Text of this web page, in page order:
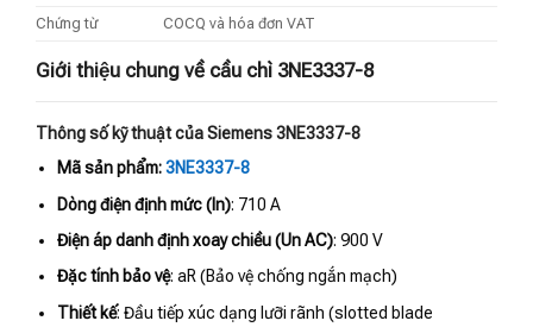
Chứng từ
COCQ và hóa đơn VAT
Giới thiệu chung về cầu chì 3NE3337-8
Thông số kỹ thuật của Siemens 3NE3337-8
Mã sản phẩm:3NE3337-8
Dòng điện định mức (In): 710 A
Điện áp danh định xoay chiều (Un AC): 900 V
Đặc tính bảo vệ: aR (Bảo vệ chống ngắn mạch)
Thiết kế: Đầu tiếp xúc dạng lưỡi rãnh (slotted blade